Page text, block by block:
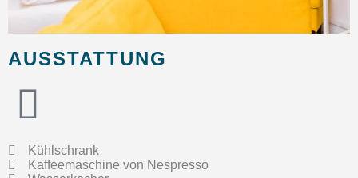
AUSSTATTUNG
Kühlschrank
Kaffeemaschine von Nespresso